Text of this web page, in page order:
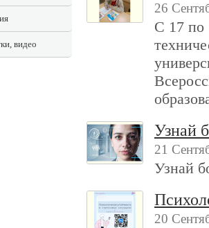
видео
26
С 17 по
Узнай
21
Узнай
20